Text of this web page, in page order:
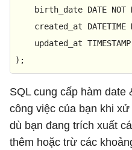
    birth_date
DATE NOT
    created_at DATETIME
    updated_at
TIMESTAMP
);
SQL cung cấp hàm date
công việc của bạn khi
dù bạn đang trích xuất
thêm hoặc trừ các